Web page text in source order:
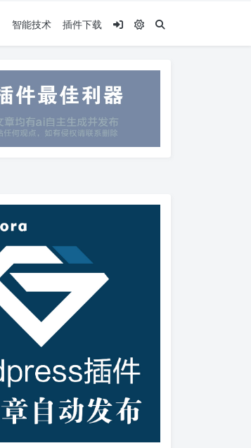
智能技术 插件下载